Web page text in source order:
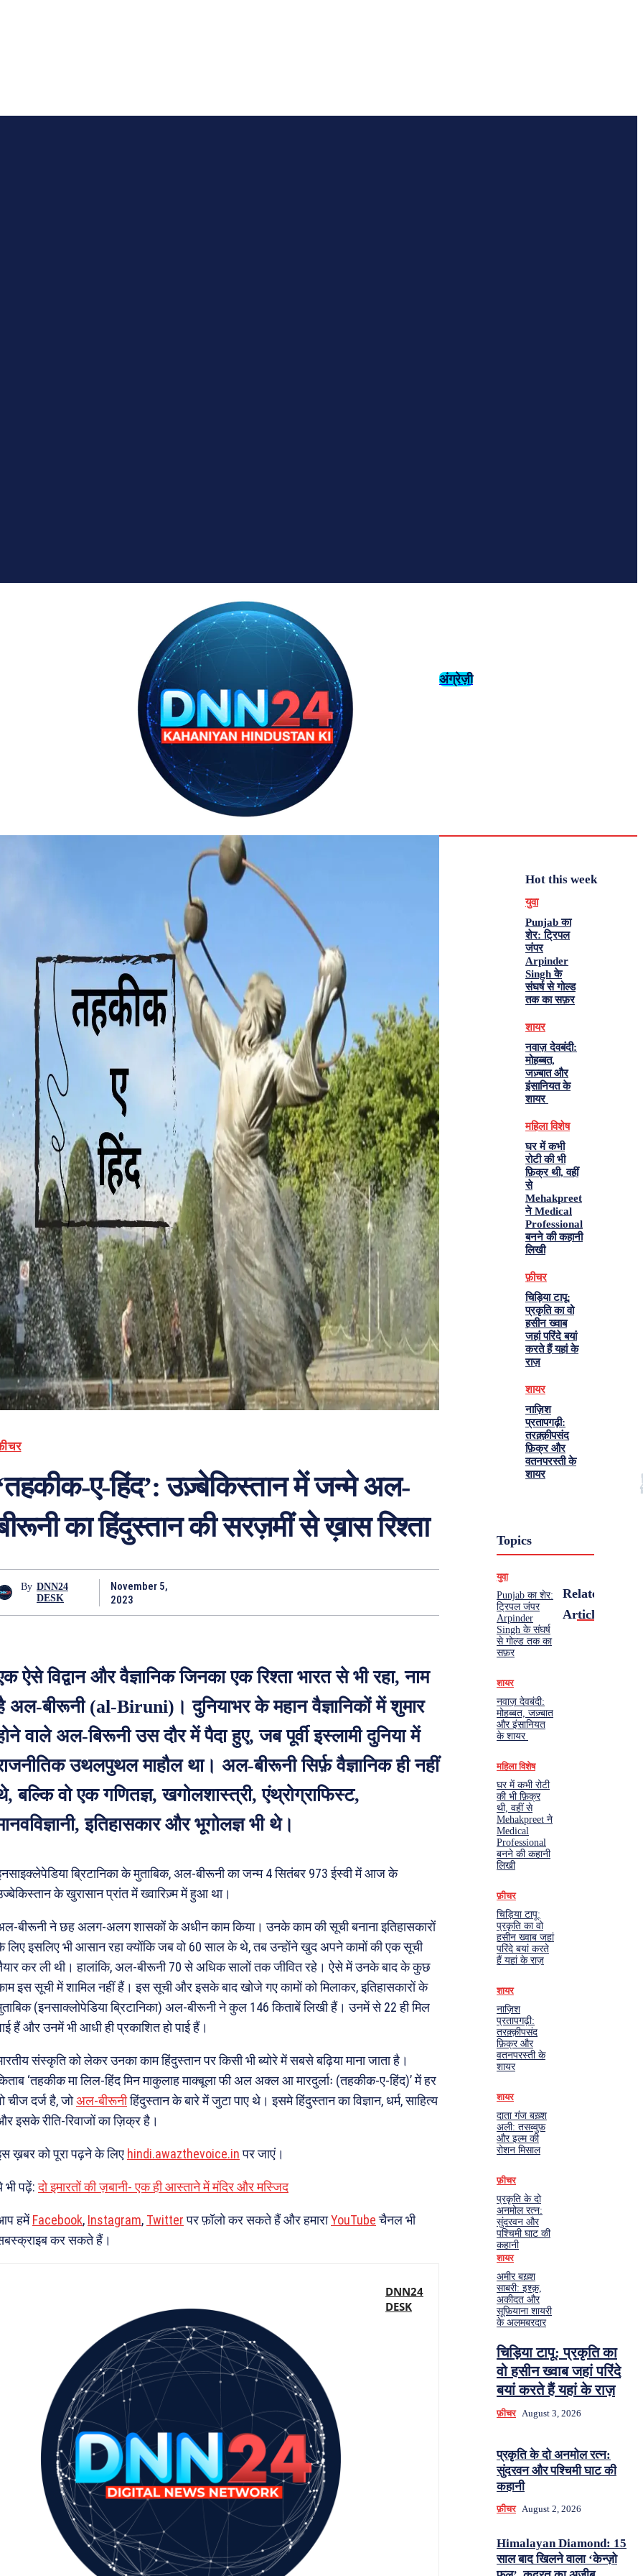
अंग्रेज़ी
ए-हिंद’: उज़्बेकिस्तान में जन्मे अल-
का हिंदुस्तान की सरज़मीं से ख़ास रिश्ता
By DNN24
DESK
November 5,
2023
ऐसे विद्वान और वैज्ञानिक जिनका एक रिश्ता भारत से भी रहा, नाम
अल-बीरूनी (al-Biruni)। दुनियाभर के महान वैज्ञानिकों में शुमार
वाले अल-बिरूनी उस दौर में पैदा हुए, जब पूर्वी इस्लामी दुनिया में
उथलपुथल माहौल था। अल-बीरूनी सिर्फ़ वैज्ञानिक ही नहीं
बल्कि वो एक गणितज्ञ, खगोलशास्त्री, एंथ्रोग्राफिस्ट,
इतिहासकार और भूगोलज्ञ भी थे।
ब्रिटानिका के मुताबिक, अल-बीरूनी का जन्म 4 सितंबर 973 ईस्वी में आज के
के खुरासान प्रांत में ख्वारिज़्म में हुआ था।
बीरूनी ने छह अलग-अलग शासकों के अधीन काम किया। उनके काम की सूची बनाना इतिहासकारों
लिए इसलिए भी आसान रहा क्योंकि जब वो 60 साल के थे, तब उन्होंने खुद अपने कामों की एक सूची
कर ली थी। हालांकि, अल-बीरूनी 70 से अधिक सालों तक जीवित रहे। ऐसे में उनके बाद के कुछ
इस सूची में शामिल नहीं हैं। इस सूची और इसके बाद खोजे गए कामों को मिलाकर, इतिहासकारों के
(इनसाक्लोपेडिया ब्रिटानिका) अल-बीरूनी ने कुल 146 किताबें लिखी हैं। उनमें से 22 ही मिल
हैं और उनमें भी आधी ही प्रकाशित हो पाई हैं।
संस्कृति को लेकर उनका काम हिंदुस्तान पर किसी भी ब्योरे में सबसे बढ़िया माना जाता है।
‘तहकीक मा लिल-हिंद मिन माकुलाह माक्बूला फी अल अक्ल आ मारदुर्लाः (तहकीक-ए-हिंद)’ में हर
चीज दर्ज है, जोअल-बीरूनीहिंदुस्तान के बारे में जुटा पाए थे। इसमे हिंदुस्तान का विज्ञान, धर्म, साहित्य
इसके रीति-रिवाजों का ज़िक्र है।
ख़बर को पूरा पढ़ने के लिए hindi.awazthevoice.inपर जाएं।
भी पढ़ें:दो इमारतों की ज़बानी- एक ही आस्ताने में मंदिर और मस्जिद
हमेंFacebook, Instagram, Twitterपर फ़ॉलो कर सकते हैं और हमाराYouTubeचैनल भी
कर सकते हैं।
DNN24
DESK
Hot this week
युवा
Punjab का
शेर: ट्रिपल
जंपर
Arpinder
Singh के
संघर्ष से गोल्ड
तक का सफ़र
शायर
नवाज़ देवबंदी:
मोहब्बत,
जज़्बात और
इंसानियत के
शायर
महिला विशेष
घर में कभी
रोटी की भी
फ़िक्र थी, वहीं
से
Mehakpreet
ने Medical
Professional
बनने की कहानी
लिखी
फ़ीचर
चिड़िया टापू:
प्रकृति का वो
हसीन ख्वाब
जहां परिंदे बयां
करते हैं यहां के
राज़
शायर
नाज़िश
प्रतापगढ़ी:
तरक़्क़ीपसंद
फ़िक्र और
वतनपरस्ती के
शायर
Topics
युवा
Punjab का शेर:
ट्रिपल जंपर
Arpinder
Singh के संघर्ष
से गोल्ड तक का
सफ़र
शायर
नवाज़ देवबंदी:
मोहब्बत, जज़्बात
और इंसानियत
के शायर
महिला विशेष
घर में कभी रोटी
की भी फ़िक्र
थी, वहीं से
Mehakpreet ने
Medical
Professional
बनने की कहानी
लिखी
फ़ीचर
चिड़िया टापू:
प्रकृति का वो
हसीन ख्वाब जहां
परिंदे बयां करते
हैं यहां के राज़
शायर
नाज़िश
प्रतापगढ़ी:
तरक़्क़ीपसंद
फ़िक्र और
वतनपरस्ती के
शायर
शायर
दाता गंज बख़्श
अली: तसव्वुफ़
और इल्म की
रोशन मिसाल
फ़ीचर
प्रकृति के दो
अनमोल रत्न:
सुंदरवन और
पश्चिमी घाट की
कहानी
शायर
अमीर बख़्श
साबरी: इश्क़,
अकीदत और
सूफ़ियाना शायरी
के अलमबरदार
Related
Articles
चिड़िया टापू: प्रकृति का
वो हसीन ख्वाब जहां परिंदे
बयां करते हैं यहां के राज़
फ़ीचर August 3, 2026
प्रकृति के दो अनमोल रत्न:
सुंदरवन और पश्चिमी घाट की
कहानी
फ़ीचर August 2, 2026
Himalayan Diamond: 15
साल बाद खिलने वाला ‘केन्ज़ो